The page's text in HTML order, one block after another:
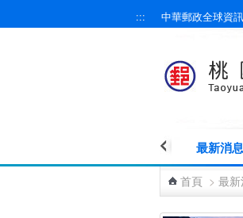
::: 中華郵政全球資
最新消息
首頁 > 最